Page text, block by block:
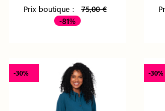
Prix boutique :
75,00 €
-81%
-30% -30%